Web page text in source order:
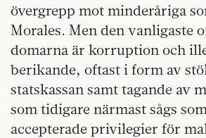
övergrepp mot minderåriga
Morales. Men den vanligaste
domarna är korruption och
berikande, oftast i form av
statskassan samt tagande av
som tidigare närmast sågs
accepterade privilegier för